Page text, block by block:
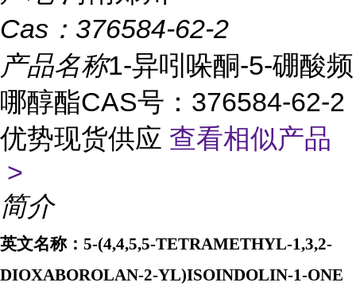
Cas： 376584-62-2
产品名称1-异吲哚酮-5-硼酸频
哪醇酯CAS号：376584-62-2
优势现货供应 查看相似产品
>
简介
英文名称： 5-(4,4,5,5-TETRAMETHYL-1,3,2-
DIOXABOROLAN-2-YL)ISOINDOLIN-1-ONE